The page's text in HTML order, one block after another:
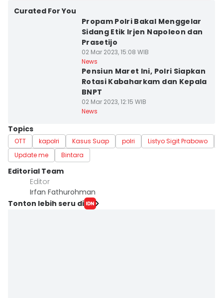
Curated For You
Propam Polri Bakal Menggelar
Sidang Etik Irjen Napoleon dan
Prasetijo
02 Mar 2023, 15:08 WIB
News
Pensiun Maret Ini, Polri Siapkan
Rotasi Kabaharkam dan Kepala
BNPT
02 Mar 2023, 12:15 WIB
News
Topics
OTT kapolri Kasus Suap polri Listyo Sigit Prabowo
Update me
Bintara
Editorial Team
Editor
Irfan Fathurohman
Tonton lebih seru di